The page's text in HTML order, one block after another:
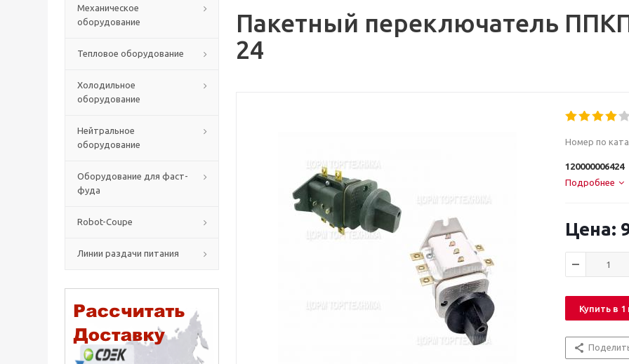
Механическое
оборудование
Тепловое оборудование
Холодильное
оборудование
Нейтральное
оборудование
Оборудование для фаст-
фуда
Robot-Coupe
Линии раздачи питания
Пакетный переключатель
24
Номер по
120000006424
Подробнее
Купить в 1